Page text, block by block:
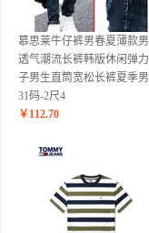
慕思莱牛仔裤男春夏薄款男
透气潮流长裤韩版休闲弹力
子男生直筒宽松长裤夏季男
31码-2尺4
￥ 112.70